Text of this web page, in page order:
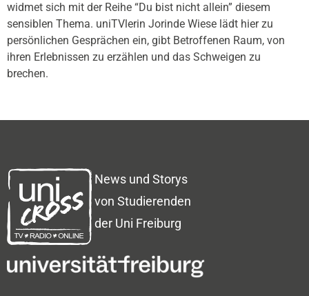
widmet sich mit der Reihe “Du bist nicht allein” diesem
sensiblen Thema. uniTVlerin Jorinde Wiese lädt hier zu
persönlichen Gesprächen ein, gibt Betroffenen Raum, von
ihren Erlebnissen zu erzählen und das Schweigen zu
brechen.
News und Storys
von Studierenden
der Uni Freiburg